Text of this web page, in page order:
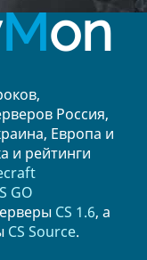
Mon
Россия,
Европа и
и рейтинги
GO
CS 1.6, а
CS Source.